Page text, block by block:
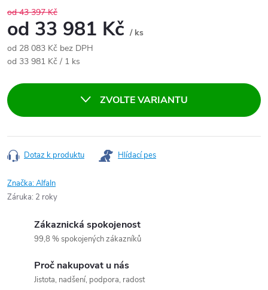
od 43 397 Kč
od 33 981 Kč / ks
od 28 083 Kč bez DPH
Měrná cena:
od 33 981 Kč / 1 ks
ZVOLTE VARIANTU
Dotaz k produktu Hlídací pes
Značka:AlfaIn
Záruka: 2 roky
Zákaznická spokojenost
99,8 % spokojených zákazníků
Proč nakupovat u nás
Jistota, nadšení, podpora, radost